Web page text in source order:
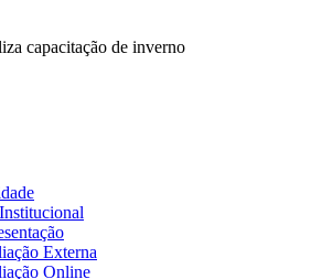
capacitação de inverno
Externa
Online